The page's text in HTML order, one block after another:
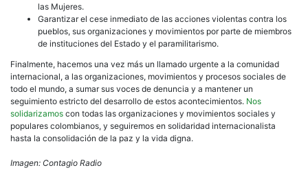
las Mujeres.
Garantizar el cese inmediato de las acciones violentas contra los
pueblos, sus organizaciones y movimientos por parte de miembros
de instituciones del Estado y el paramilitarismo.
Finalmente, hacemos una vez más un llamado urgente a la comunidad
internacional, a las organizaciones, movimientos y procesos sociales de
todo el mundo, a sumar sus voces de denuncia y a mantener un
seguimiento estricto del desarrollo de estos acontecimientos. Nos
solidarizamos con todas las organizaciones y movimientos sociales y
populares colombianos, y seguiremos en solidaridad internacionalista
hasta la consolidación de la paz y la vida digna.
Imagen: Contagio Radio